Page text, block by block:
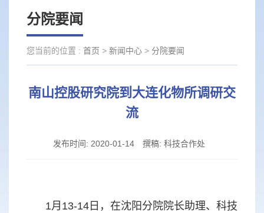
分院要闻
您当前的位置 : 首页 > 新闻中心 > 分院要闻
南山控股研究院到大连化物所调研交
流
发布时间: 2020-01-14 撰稿: 科技合作处
1月13-14日，在沈阳分院院长助理、科技